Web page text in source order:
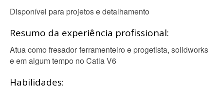
Disponível para projetos e detalhamento
Resumo da experiência profissional:
Atua como fresador ferramenteiro e progetista, solidworks
e em algum tempo no Catia V6
Habilidades: